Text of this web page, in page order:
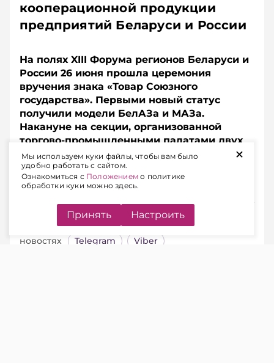
кооперационной продукции
предприятий Беларуси и России
На полях XIII Форума регионов Беларуси и
России 26 июня прошла церемония
вручения знака «Товар Союзного
государства». Первыми новый статус
получили модели БелАЗа и МАЗа.
Накануне на секции, организованной
торгово-промышленными палатами двух
стран, эксперты обсудили, каким
содержанием должен быть наполнен этот
статус.
Подписывайтесь на Telegram‑канал и Viber.
Главное об экономике Беларуси — раньше, чем в
новостях
Telegram Viber
+
Мы используем куки файлы, чтобы вам было
удобно работать с сайтом.
Ознакомиться с Положением о политике
обработки куки можно здесь.
Принять Настроить